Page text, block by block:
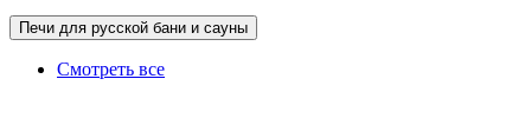
Печи для русской бани и сауны
Смотреть все